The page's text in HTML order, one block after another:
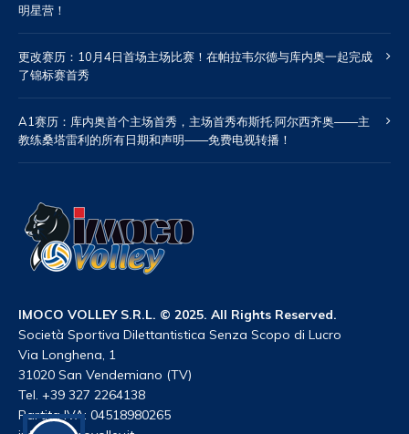
明星营！
更改赛历：10月4日首场主场比赛！在帕拉韦尔德与库内奥一起完成
了锦标赛首秀
A1赛历：库内奥首个主场首秀，主场首秀布斯托·阿尔西齐奥——主
教练桑塔雷利的所有日期和声明——免费电视转播！
IMOCO VOLLEY S.R.L. © 2025. All Rights Reserved.
Società Sportiva Dilettantistica Senza Scopo di Lucro
Via Longhena, 1
31020 San Vendemiano (TV)
Tel. +39 327 2264138
Partita IVA: 04518980265